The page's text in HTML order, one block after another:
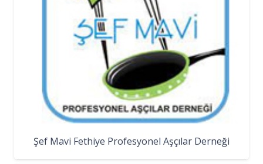
Şef Mavi Fethiye Profesyonel Aşçılar Derneği